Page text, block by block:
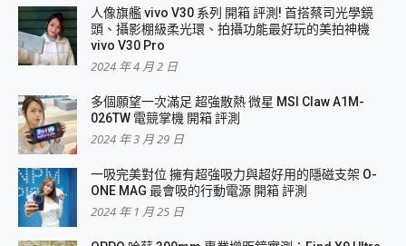
人像旗艦 vivo V30 系列 開箱 評測! 首搭蔡司光學鏡
頭、攝影棚級柔光環、拍攝功能最好玩的美拍神機
vivo V30 Pro
2024 年 4 月 2 日
多個願望一次滿足 超強散熱 微星 MSI Claw A1M-
026TW 電競掌機 開箱 評測
2024 年 3 月 29 日
一吸完美對位 擁有超強吸力與超好用的隱磁支架 O-
ONE MAG 最會吸的行動電源 開箱 評測
2024 年 1 月 25 日